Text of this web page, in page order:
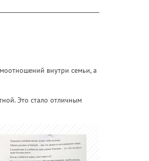
внутри семьи, а
Это стало отличным